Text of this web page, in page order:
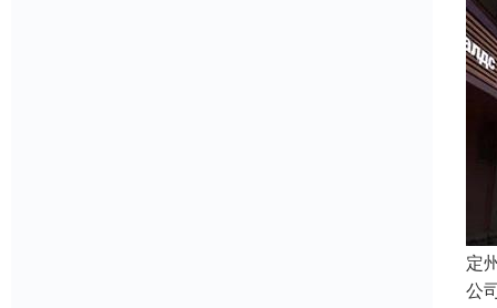
定
公